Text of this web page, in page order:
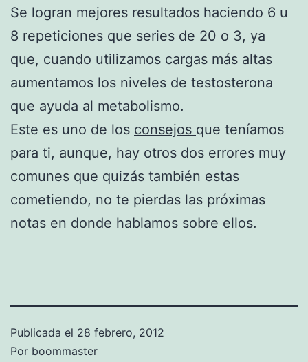
Se logran mejores resultados haciendo 6 u
8 repeticiones que series de 20 o 3, ya
que, cuando utilizamos cargas más altas
aumentamos los niveles de testosterona
que ayuda al metabolismo.
Este es uno de los consejos que teníamos
para ti, aunque, hay otros dos errores muy
comunes que quizás también estas
cometiendo, no te pierdas las próximas
notas en donde hablamos sobre ellos.
Publicada el 28 febrero, 2012
Por boommaster